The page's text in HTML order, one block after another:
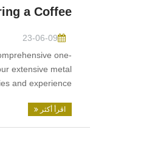
a Coffee
23-06-09
one-
extensive metal
and experience.
اقرأ أكثر